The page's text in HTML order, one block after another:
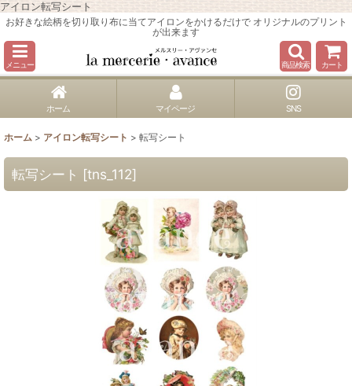
アイロン転写シート
お好きな絵柄を切り取り布に当てアイロンをかけるだけで オリジナルのプリント
が出来ます
メニュー 商品検索 カート
ホーム マイページ SNS
ホーム > アイロン転写シート > 転写シート
転写シート [tns_112]